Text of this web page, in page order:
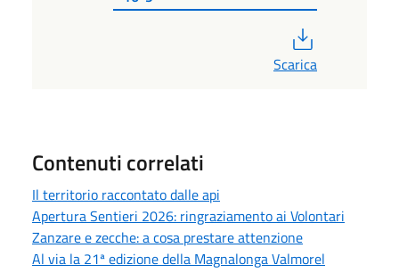
Scarica
Contenuti correlati
Il territorio raccontato dalle api
Apertura Sentieri 2026: ringraziamento ai Volontari
Zanzare e zecche: a cosa prestare attenzione
Al via la 21ª edizione della Magnalonga Valmorel